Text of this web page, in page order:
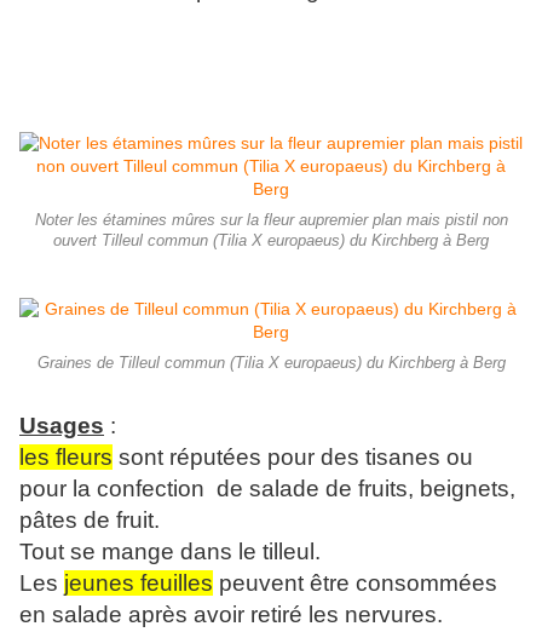
Noter les étamines mûres sur la fleur aupremier plan mais pistil non
ouvert Tilleul commun (Tilia X europaeus) du Kirchberg à Berg
Graines de Tilleul commun (Tilia X europaeus) du Kirchberg à Berg
Usages :
les fleurs sont réputées pour des tisanes ou
pour la confection de salade de fruits, beignets,
pâtes de fruit.
Tout se mange dans le tilleul.
Les jeunes feuilles peuvent être consommées
en salade après avoir retiré les nervures.